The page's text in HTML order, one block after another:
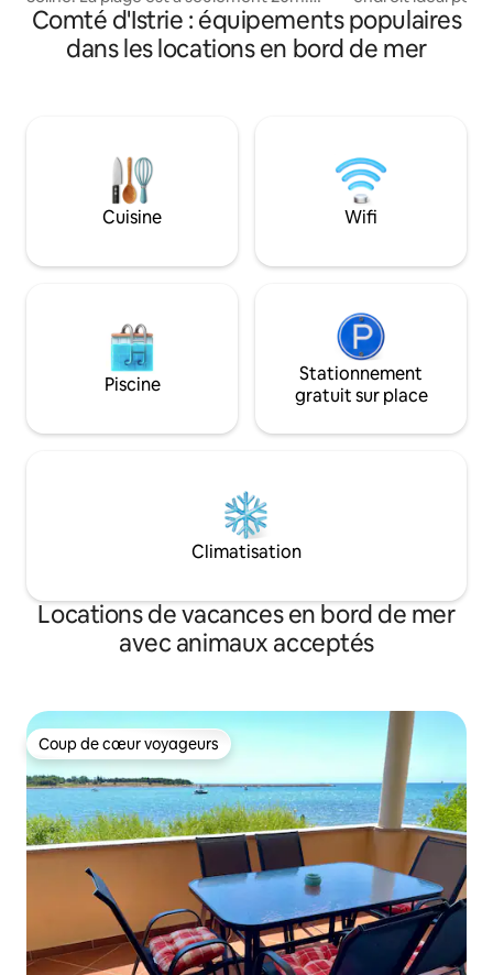
Vous pourrez vous détendre et profiter
de la brise marine sur une terrasse avec
une vue imprenable, ou bronzer sur des
d'utilisation (il est partagé avec les
voyageurs d'autres appartements).
Possibilité de louer un amarrage de
avec la propriétaire. Le Wi-Fi et le
fumer sur terrasse.
endroit calme au
issue. Profitez de
la terrasse, jouez
chose de spécial.
Nous fournissons
nettoyage
pouvez le voir
Comté d'Istrie : équipements populaires
dans les locations en bord de mer
Cuisine Wifi
Piscine
Stationnement
gratuit sur place
Climatisation
Locations de vacances en bord de mer
avec animaux acceptés
Coup de cœur voyageurs
Coup de cœur voyageurs